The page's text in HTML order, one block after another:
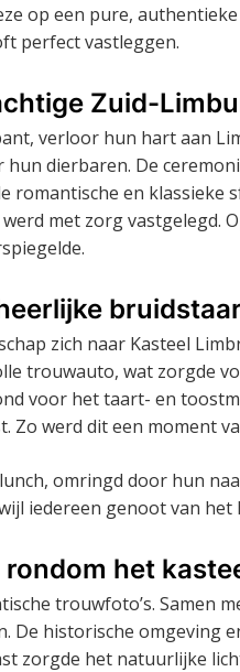
op een pure,
perfect vastleggen.
Zuid-
verloor hun hart aan
dierbaren. De
romantische en
met zorg vastgelegd.
zich naar Kasteel
trouwauto, wat zorgde
voor het taart- en
werd dit een moment
omringd door hun
iedereen genoot van het
het
trouwfoto’s. Samen
De historische omgeving
zorgde het natuurlijke